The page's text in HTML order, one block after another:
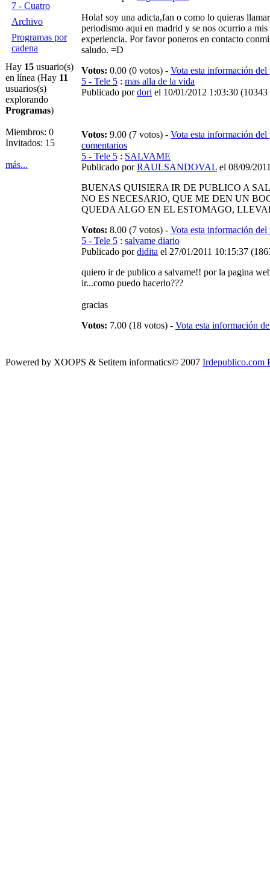
7 - Cuatro
Archivo
Programas por
cadena
Hay 15 usuario(s)
en línea (Hay 11
usuarios(s)
explorando
Programas)
Miembros: 0
Invitados: 15
más...
Hola! soy una adicta,fan o como lo quieras
periodismo aqui en madrid y se nos ocurrio a
experiencia. Por favor poneros en contacto
saludo. =D
Votos: 0.00 (0 votos) - Vota esta información del
5 - Tele 5 : mas alla de la vida
Publicado pordori el 10/01/2012 1:03:30 (10343
Votos: 9.00 (7 votos) - Vota esta información del
comentarios
5 - Tele 5 : SALVAME
Publicado porRAULSANDOVAL el 08/09/
BUENAS QUISIERA IR DE PUBLICO A
NO ES NECESARIO, QUE ME DEN UN
QUEDA ALGO EN EL ESTOMAGO,
Votos: 8.00 (7 votos) - Vota esta información del
5 - Tele 5 : salvame diario
Publicado pordidita el 27/01/2011 10:15:37 (
quiero ir de publico a salvame!! por la pagina
ir...como puedo hacerlo???
gracias
Votos: 7.00 (18 votos) - Vota esta información
Powered by XOOPS & Setitem informatics© 2007 Irdepublico.com